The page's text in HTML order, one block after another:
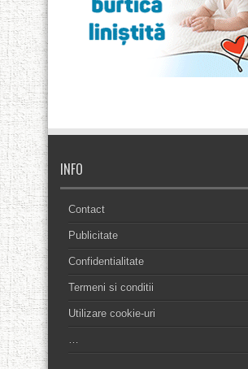
INFO
Contact
Publicitate
Confidentialitate
Termeni si conditii
Utilizare cookie-uri
…